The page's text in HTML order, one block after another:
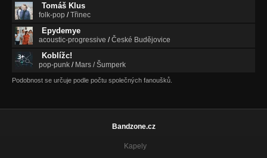
Tomáš Klus
folk-pop /Třinec
Epydemye
acoustic-progressive /České Budějovice
Koblížc!
pop-punk / Mars / Šumperk
Podobnost se určuje podle počtu společných fanoušků.
Bandzone.cz
Kapely